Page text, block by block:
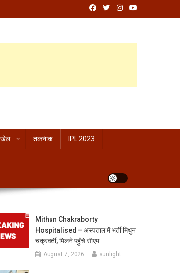
खेल तकनीक IPL 2023
Mithun Chakraborty
Hospitalised – अस्पताल में भर्ती मिथुन
चक्रवर्ती, मिलने पहुँचे सीएम
August 7, 2026 sunlight